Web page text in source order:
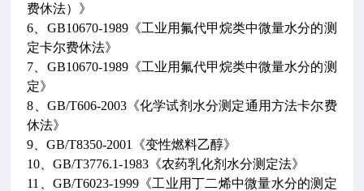
费休法）》
6、GB10670-1989《工业用氟代甲烷类中微量水分的测
定卡尔费休法》
7、GB10670-1989《工业用氟代甲烷类中微量水分的测
定》
8、GB/T606-2003《化学试剂水分测定通用方法卡尔费
休法》
9、GB/T8350-2001《变性燃料乙醇》
10、GB/T3776.1-1983《农药乳化剂水分测定法》
11、GB/T6023-1999《工业用丁二烯中微量水分的测定